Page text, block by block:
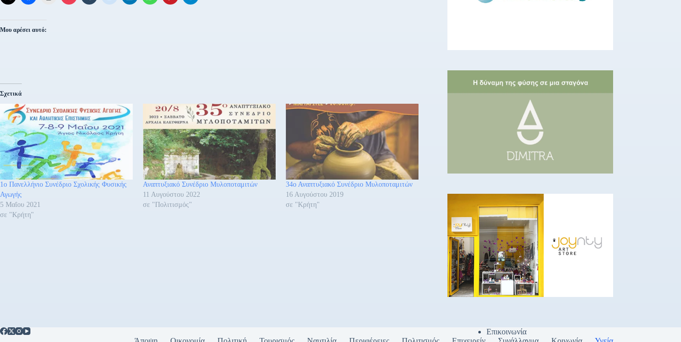
Μου αρέσει αυτό:
Σχετικά
1ο Πανελλήνιο Συνέδριο Σχολικής Φυσικής
Αγωγής
5 Μαΐου 2021
σε "Κρήτη"
Αναπτυξιακό Συνέδριο Μυλοποταμιτών
11 Αυγούστου 2022
σε "Πολιτισμός"
34ο Αναπτυξιακό Συνέδριο Μυλοποταμιτών
16 Αυγούστου 2019
σε "Κρήτη"
Επικοινωνία